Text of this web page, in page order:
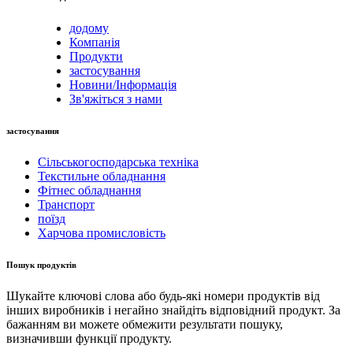
додому
Компанія
Продукти
застосування
Новини/Інформація
Зв'яжіться з нами
застосування
Сільськогосподарська техніка
Текстильне обладнання
Фітнес обладнання
Транспорт
поїзд
Харчова промисловість
Пошук продуктів
Шукайте ключові слова або будь-які номери продуктів від
інших виробників і негайно знайдіть відповідний продукт. За
бажанням ви можете обмежити результати пошуку,
визначивши функції продукту.